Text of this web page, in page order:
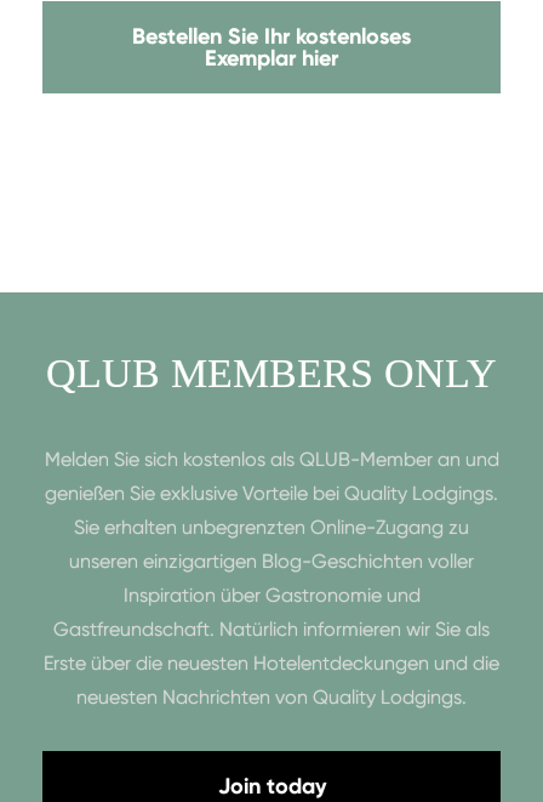
Bestellen Sie Ihr kostenloses
Exemplar hier
QLUB MEMBERS ONLY
Melden Sie sich kostenlos als QLUB-Member an und
genießen Sie exklusive Vorteile bei Quality Lodgings.
Sie erhalten unbegrenzten Online-Zugang zu
unseren einzigartigen Blog-Geschichten voller
Inspiration über Gastronomie und
Gastfreundschaft. Natürlich informieren wir Sie als
Erste über die neuesten Hotelentdeckungen und die
neuesten Nachrichten von Quality Lodgings.
Join today